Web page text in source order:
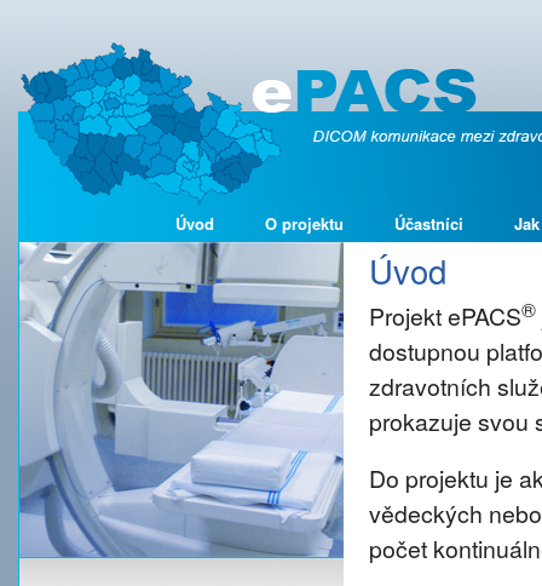
Úvod O projektu Účastníci
Úvod
Projekt ePACS®
dostupnou
zdravotních
prokazuje svou
Do projektu je
vědeckých
počet